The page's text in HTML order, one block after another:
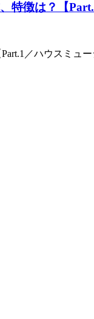
特徴は？【
／ハウスミュー